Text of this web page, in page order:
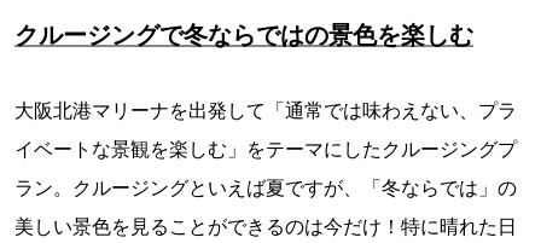
クルージングで冬ならではの景色を楽しむ
大阪北港マリーナを出発して「通常では味わえない、プラ
イベートな景観を楽しむ」をテーマにしたクルージングプ
ラン。クルージングといえば夏ですが、「冬ならでは」の
美しい景色を見ることができるのは今だけ！特に晴れた日